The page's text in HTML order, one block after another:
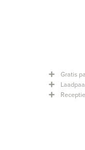
zaalhuur ) bieden de
alleen bezig te
aanvullen met
Gratis
Receptie